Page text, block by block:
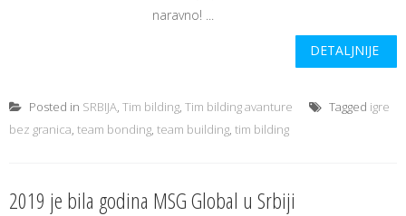
naravno! ...
DETALJNIJE
Posted in SRBIJA, Tim bilding, Tim bilding avanture Tagged igre
bez granica, team bonding, team building, tim bilding
2019 je bila godina MSG Global u Srbiji